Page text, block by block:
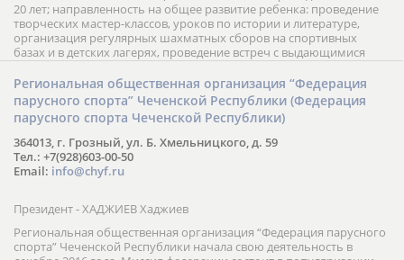
«РУССКАЯ ШАХМАТНАЯ ШКОЛА» (РШШ) - крупнейшая в России
сеть шахматных школ, предоставляющая полный цикл
профессионального шахматного образования для детей и
взрослых: от обучения до участия в турнирах российского и
международного уровня; использование современных
интерактивных методик подачи материала; обучение на русском
и английском языках; специалисты с опытом преподавания более
20 лет; направленность на общее развитие ребенка: проведение
творческих мастер-классов, уроков по истории и литературе,
организация регулярных шахматных сборов на спортивных
базах и в детских лагерях, проведение встреч с выдающимися
шахматистами; корпоративное обучение; онлайн обучение в
форме вебинаров и индивидуальных занятий, круглые столы
онлайн трансляция мероприятий и турниров.
Региональная общественная организация “Федерация
парусного спорта” Чеченской Республики (Федерация
парусного спорта Чеченской Республики)
364013, г. Грозный, ул. Б. Хмельницкого, д. 59